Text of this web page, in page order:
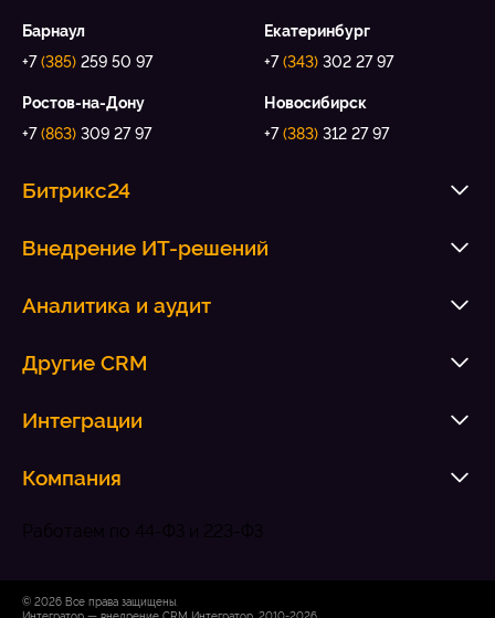
Барнаул
+7(385) 259 50 97
Екатеринбург
+7(343) 302 27 97
Ростов-на-Дону
+7(863) 309 27 97
Новосибирск
+7(383) 312 27 97
Битрикс24
Внедрение ИТ-решений
Аналитика и аудит
Другие CRM
Интеграции
Компания
Работаем по 44-ФЗ и 223-ФЗ
© 2026 Все права защищены.